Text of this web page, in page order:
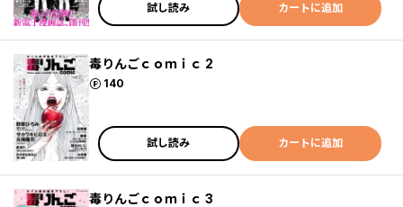
試し読み カートに追加
毒りんごｃｏｍｉｃ 2
140
ポイント
試し読み カートに追加
毒りんごｃｏｍｉｃ 3